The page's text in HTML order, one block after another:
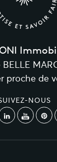
proche de
NOUS